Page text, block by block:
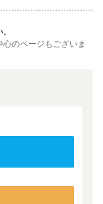
心のページもございま